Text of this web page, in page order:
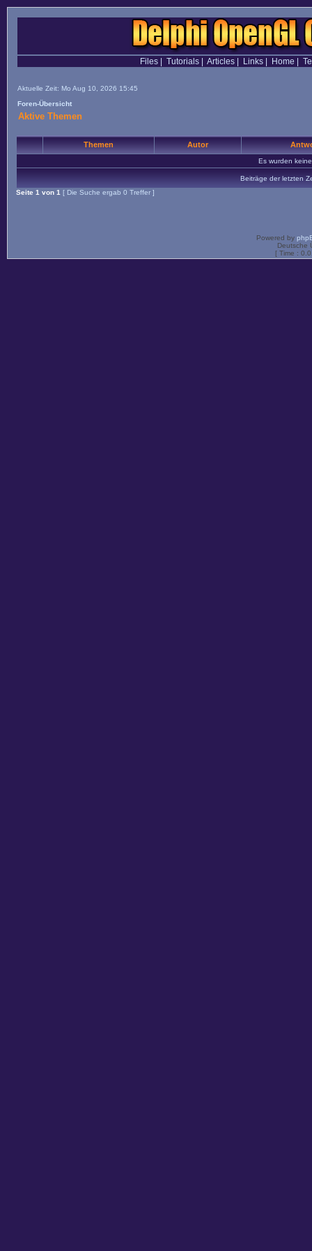
Files| Tutorials| Articles| Links| Home
Aktuelle Zeit: Mo Aug 10, 2026 15:45
Foren-Übersicht
Aktive Themen
Themen Autor
Es wurden
Beiträge der letzten
Seite 1 von 1 [ Die Suche ergab 0 Treffer ]
Powered by
Deutsche
[ Time :